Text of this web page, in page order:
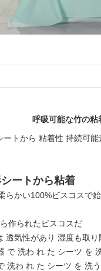
呼吸可能な竹の粘
ートから 粘着性 持続可
ートから粘着
らかい100%ビスコスで
作られたビスコスだ
透気性があり 湿度も取
で 洗わ れ た シーツ を
洗わ れ た シーツ を 洗